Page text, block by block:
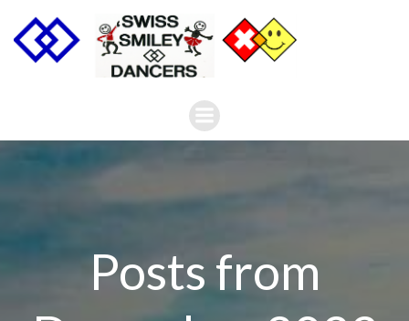
Inhalt
springen
Posts from